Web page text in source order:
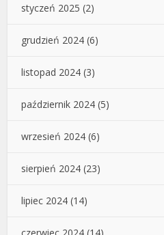
styczeń 2025 (2)
grudzień 2024 (6)
listopad 2024 (3)
październik 2024 (5)
wrzesień 2024 (6)
sierpień 2024 (23)
lipiec 2024 (14)
czerwiec 2024 (14)